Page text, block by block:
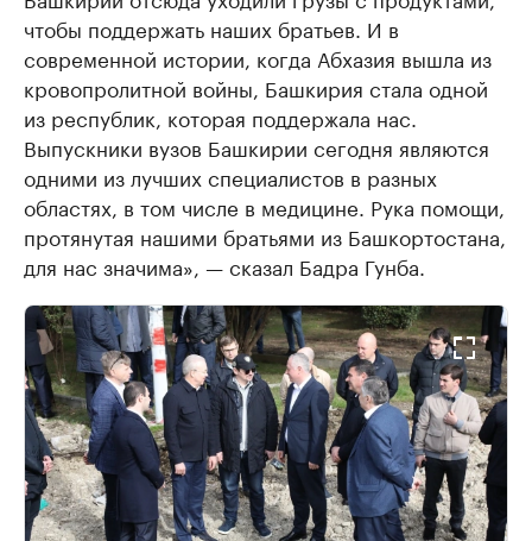
чтобы поддержать наших братьев. И в
современной истории, когда Абхазия вышла из
кровопролитной войны, Башкирия стала одной
из республик, которая поддержала нас.
Выпускники вузов Башкирии сегодня являются
одними из лучших специалистов в разных
областях, в том числе в медицине. Рука помощи,
протянутая нашими братьями из Башкортостана,
для нас значима», — сказал Бадра Гунба.